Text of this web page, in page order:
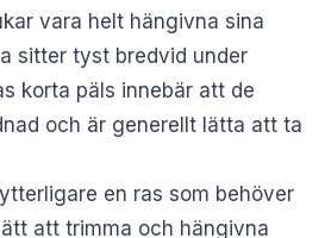
vara helt hängivna sina
sitter tyst bredvid under
korta päls innebär att de
och är generellt lätta att ta
en ras som behöver
att trimma och hängivna